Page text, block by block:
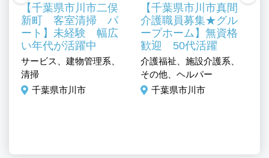
【千葉県市川市二俣
新町 客室清掃 パ
ート】未経験 幅広
い年代が活躍中
サービス、建物管理系、
清掃
千葉県市川市
【千葉県市川市真間
介護職員募集★グル
ープホーム】無資格
歓迎 50代活躍
介護福祉、施設介護系、
その他、ヘルパー
千葉県市川市